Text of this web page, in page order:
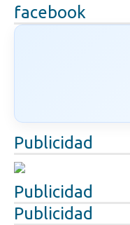
facebook
Publicidad
Publicidad
Publicidad